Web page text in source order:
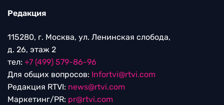
Редакция
115280, г. Москва, ул. Ленинская слобода,
д. 26, этаж 2
тел: +7 (499) 579-86-96
Для общих вопросов: Infortvi@rtvi.com
Редакция RTVI: news@rtvi.com
Маркетинг/PR: pr@rtvi.com